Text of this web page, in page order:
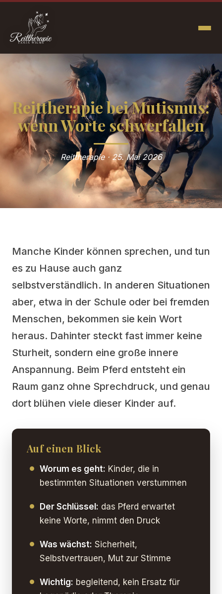
Reittherapie bei Mutismus:
wenn Worte schwerfallen
Reittherapie · 25. Mai 2026
Manche Kinder können sprechen, und tun
es zu Hause auch ganz
selbstverständlich. In anderen Situationen
aber, etwa in der Schule oder bei fremden
Menschen, bekommen sie kein Wort
heraus. Dahinter steckt fast immer keine
Sturheit, sondern eine große innere
Anspannung. Beim Pferd entsteht ein
Raum ganz ohne Sprechdruck, und genau
dort blühen viele dieser Kinder auf.
Auf einen Blick
Worum es geht: Kinder, die in
bestimmten Situationen verstummen
Der Schlüssel: das Pferd erwartet
keine Worte, nimmt den Druck
Was wächst: Sicherheit,
Selbstvertrauen, Mut zur Stimme
Wichtig: begleitend, kein Ersatz für